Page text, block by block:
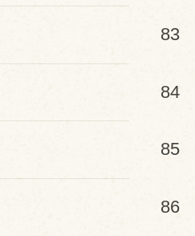
83
84
85
86